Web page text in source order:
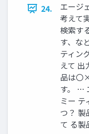
24.
エージ
考えて
検索す
す、な
ティン
えて 出
品は〇
す。 …
ミー テ
つ？ 製
て る製